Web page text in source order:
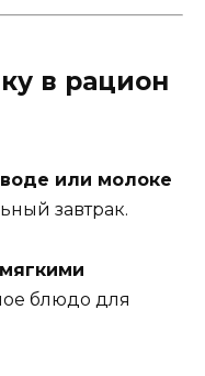
в рацион
или молоке
завтрак.
блюдо для